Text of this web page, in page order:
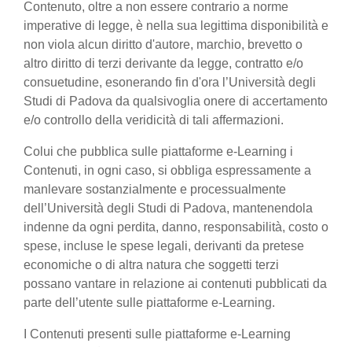
Contenuto, oltre a non essere contrario a norme
imperative di legge, è nella sua legittima disponibilità e
non viola alcun diritto d'autore, marchio, brevetto o
altro diritto di terzi derivante da legge, contratto e/o
consuetudine, esonerando fin d'ora l’Università degli
Studi di Padova da qualsivoglia onere di accertamento
e/o controllo della veridicità di tali affermazioni.
Colui che pubblica sulle piattaforme e-Learning i
Contenuti, in ogni caso, si obbliga espressamente a
manlevare sostanzialmente e processualmente
dell’Università degli Studi di Padova, mantenendola
indenne da ogni perdita, danno, responsabilità, costo o
spese, incluse le spese legali, derivanti da pretese
economiche o di altra natura che soggetti terzi
possano vantare in relazione ai contenuti pubblicati da
parte dell’utente sulle piattaforme e-Learning.
I Contenuti presenti sulle piattaforme e-Learning